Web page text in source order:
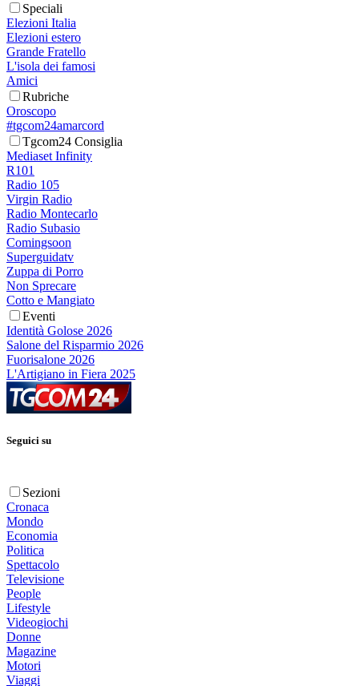
Speciali
Elezioni Italia
Elezioni estero
Grande Fratello
L'isola dei famosi
Amici
Rubriche
Oroscopo
#tgcom24amarcord
Tgcom24 Consiglia
Mediaset Infinity
R101
Radio 105
Virgin Radio
Radio Montecarlo
Radio Subasio
Comingsoon
Superguidatv
Zuppa di Porro
Non Sprecare
Cotto e Mangiato
Eventi
Identità Golose 2026
Salone del Risparmio 2026
Fuorisalone 2026
L'Artigiano in Fiera 2025
Seguici su
Sezioni
Cronaca
Mondo
Economia
Politica
Spettacolo
Televisione
People
Lifestyle
Videogiochi
Donne
Magazine
Motori
Viaggi